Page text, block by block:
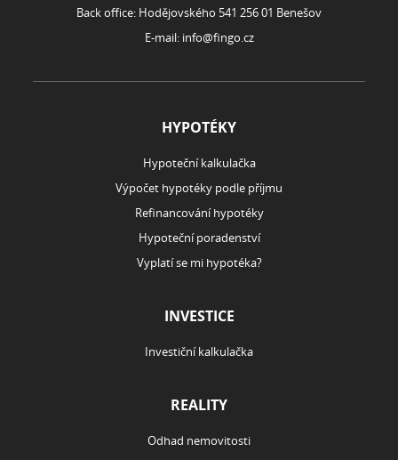
Back office: Hodějovského 541 256 01 Benešov
E-mail: info@fingo.cz
HYPOTÉKY
Hypoteční kalkulačka
Výpočet hypotéky podle příjmu
Refinancování hypotéky
Hypoteční poradenství
Vyplatí se mi hypotéka?
INVESTICE
Investiční kalkulačka
REALITY
Odhad nemovitosti